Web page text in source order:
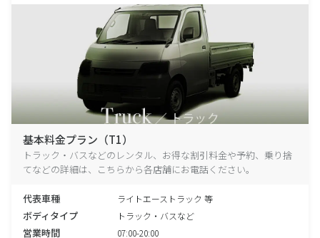
基本料金プラン（T1）
トラック・バスなどのレンタル、お得な割引料金や予約、乗り捨
てなどの詳細は、こちらから各店舗にお電話ください。
代表車種 ライトエーストラック 等
ボディタイプ トラック・バスなど
営業時間 07:00-20:00